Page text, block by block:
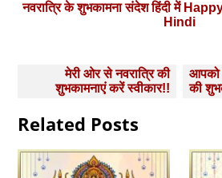
नवरात्रि के शुभकामना संदेश हिंदी में
Hindi
navigation
मेरी ओर से नवरात्रि की
शुभकामनाएं करें स्वीकार!!
आपको
की
Related Posts